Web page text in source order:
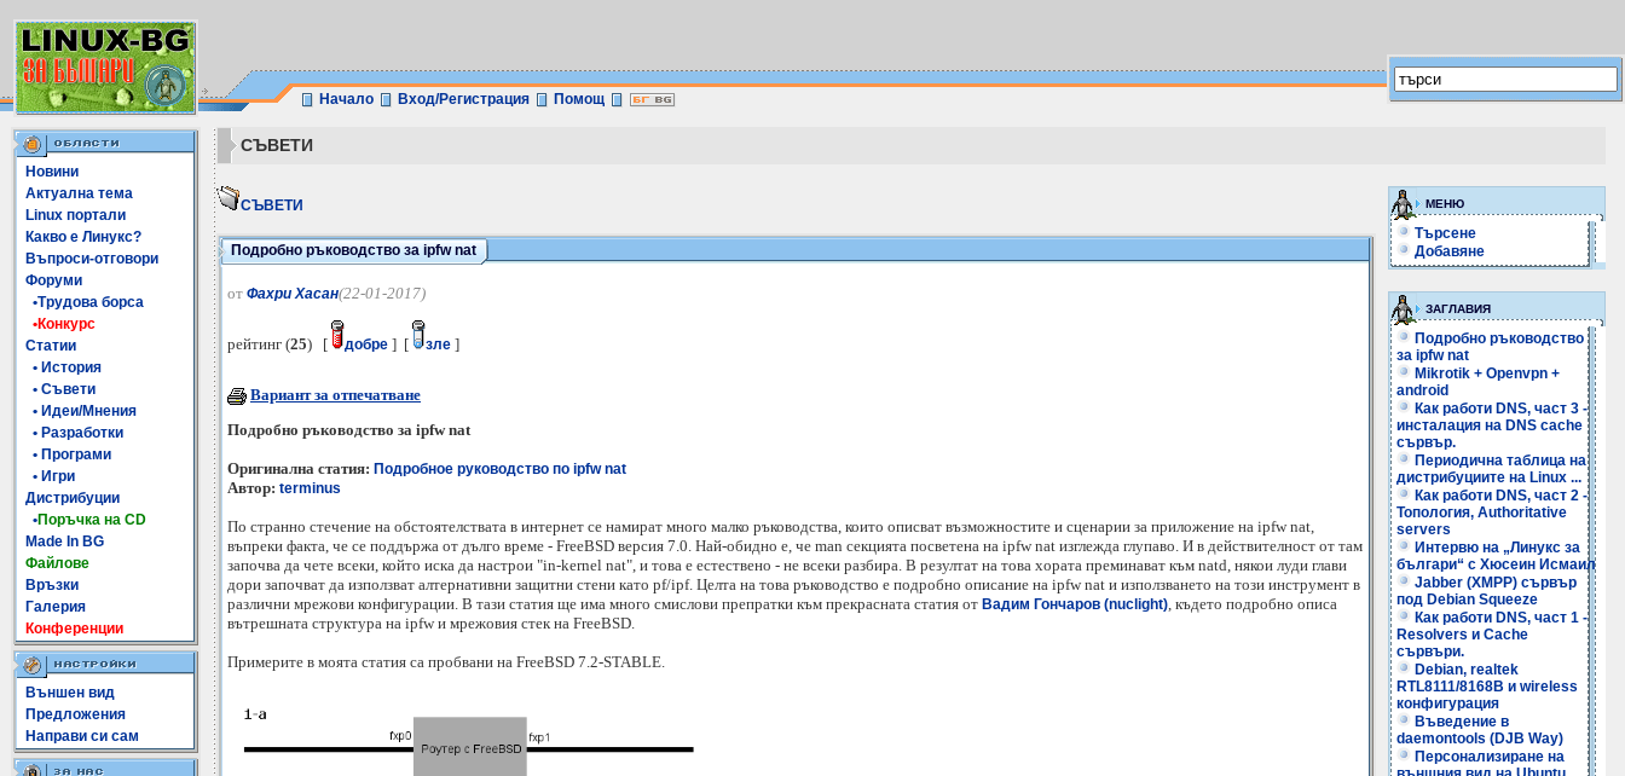
Начало Вход/Регистрация Помощ
Новини
Актуална тема
Linux портали
Какво е Линукс?
Въпроси-отговори
Форуми
•Трудова борса
•Конкурс
Статии
• История
• Съвети
• Идеи/Мнения
• Разработки
• Програми
• Игри
Дистрибуции
•Поръчка на CD
Made In BG
Файлове
Връзки
Галерия
Конференции
Външен вид
Предложения
Направи си сам
СЪВЕТИ
СЪВЕТИ
Подробно ръководство за ipfw nat
от Фахри Хасан(22-01-2017)
рейтинг (25) [ добре ] [ зле ]
Вариант за отпечатване
Подробно ръководство за ipfw nat
Оригинална статия: Подробное руководство по ipfw nat
Автор: terminus
По странно стечение на обстоятелствата в интернет се намират много малко ръководства, които описват възможностите и сценарии за приложение на ipfw nat,
въпреки факта, че се поддържа от дълго време - FreeBSD версия 7.0. Най-обидно е, че man секцията посветена на ipfw nat изглежда глупаво. И в действителност от там
започва да чете всеки, който иска да настрои "in-kernel nat", и това е естествено - не всеки разбира. В резултат на това хората преминават към natd, някои луди глави
дори започват да използват алтернативни защитни стени като pf/ipf. Целта на това ръководство е подробно описание на ipfw nat и използването на този инструмент в
различни мрежови конфигурации. В тази статия ще има много смислови препратки към прекрасната статия от Вадим Гончаров (nuclight) , където подробно описа
вътрешната структура на ipfw и мрежовия стек на FreeBSD.
Примерите в моята статия са пробвани на FreeBSD 7.2-STABLE.
МЕНЮ
Търсене
Добавяне
ЗАГЛАВИЯ
Подробно ръководство
за ipfw nat
Mikrotik + Openvpn +
android
Как работи DNS, част 3 -
инсталация на DNS cache
сървър.
Периодична таблица на
дистрибуциите на Linux ...
Как работи DNS, част 2 -
Топология, Authoritative
servers
Интервю на „Линукс за
българи“ с Хюсеин Исмаил
Jabber (XMPP) сървър
под Debian Squeeze
Как работи DNS, част 1 -
Resolvers и Cache
сървъри.
Debian, realtek
RTL8111/8168B и wireless
конфигурация
Въведение в
daemontools (DJB Way)
Персонализиране на